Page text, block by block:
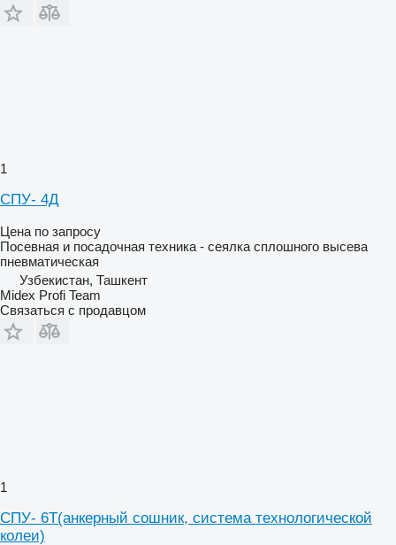
1
СПУ- 4Д
Цена по запросу
Посевная и посадочная техника - сеялка сплошного высева
пневматическая
Узбекистан, Ташкент
Midex Profi Team
Связаться с продавцом
1
СПУ- 6Т(анкерный сошник, система технологической
колеи)